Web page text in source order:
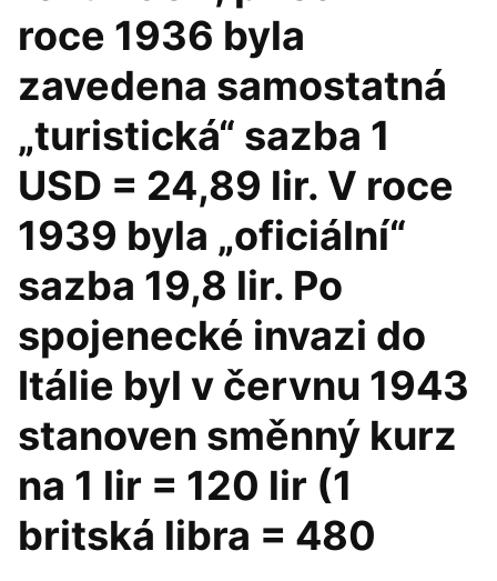
roce 1936 byla
zavedena samostatná
„turistická“ sazba 1
USD = 24,89 lir. V roce
1939 byla „oficiální“
sazba 19,8 lir. Po
spojenecké invazi do
Itálie byl v červnu 1943
stanoven směnný kurz
na 1 lir = 120 lir (1
britská libra = 480